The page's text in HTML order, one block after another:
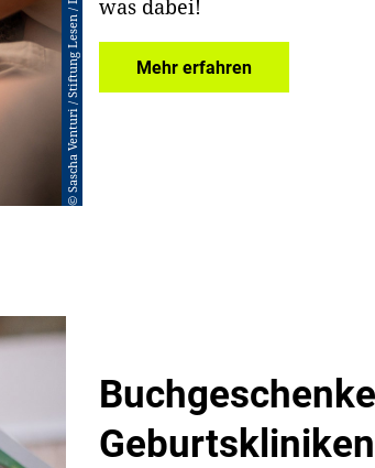
was dabei!
Mehr erfahren
Geburtskliniken